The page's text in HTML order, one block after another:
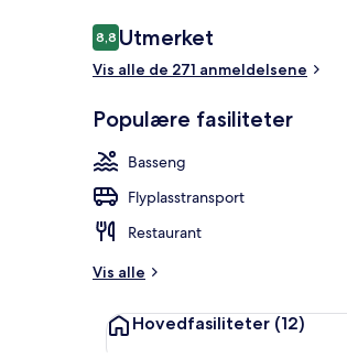
Anmeldelser
8,88,8 av 10 –
Utmerket
Vis alle de 271 anmeldelsene
Populære fasiliteter
Basseng
Flyplasstransport
Restaurant
Vis alle
Hovedfasiliteter (12)